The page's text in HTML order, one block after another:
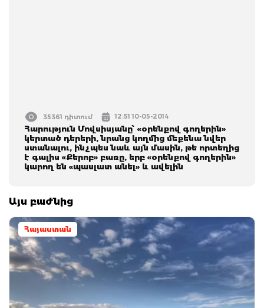
35361 դիտում 12:51 10-05-2014
Հարություն Մովսիսյանը՝ «օրենքով գողերին»
կերտած դերերի, նրանց կողմից մեքենա նվեր
ստանալու, ինչպես նաև այն մասին, թե որտեղից
է գալիս «Քերոբ» բառը, երբ «օրենքով գողերին»
կարող են «պասլատ անել» և ավելին
Այս բաժնից
Հայաստան